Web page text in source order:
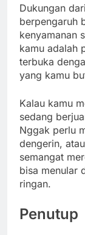
Dukungan
berpengaruh
kenyamanan
kamu adalah
terbuka
yang kamu
Kalau kamu
sedang
Nggak perlu
dengerin,
semangat
bisa menular
ringan.
Penutup